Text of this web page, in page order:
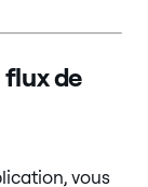
de
vous